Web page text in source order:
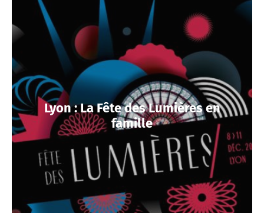
Lyon : La Fête des Lumières en
famille